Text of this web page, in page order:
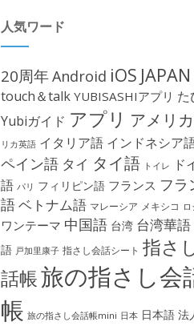
人気ワード
20周年Android iOS JAPAN
touch＆talk YUBISASHIアプリ た
Yubiガイド アプリ アメリカ
リカ英語 イタリア語 インドネシア
ペイン語 タイ タイ語 トイレ
ド
語 パリ フィリピン語 フランス フラ
語ベトナム語 マレーシア メキシコ
ワンテーマ 中国語 台湾 台湾華語
語 戸加里康子 指さし会話シート 指さ
話帳旅の指さし会
帳 旅の指さし会話帳mini 日本 日本語 法